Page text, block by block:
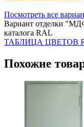
Посмотреть все
Вариант отделки
каталога RAL
ТАБЛИЦА ЦВЕТОВ
Похожие